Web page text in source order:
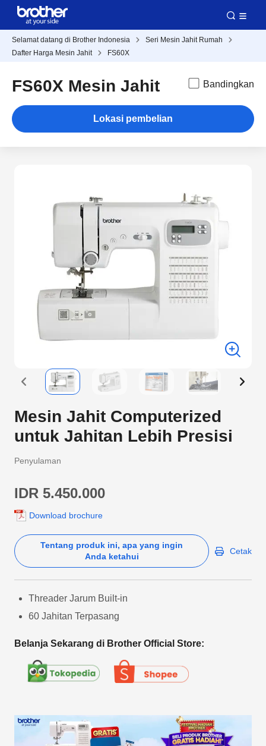
Selamat datang di Brother Indonesia
Seri Mesin Jahit Rumah
Dafter Harga Mesin Jahit
FS60X
FS60X Mesin Jahit Bandingkan
Lokasi pembelian
Mesin Jahit Computerized
untuk Jahitan Lebih Presisi
Penyulaman
IDR 5.450.000
Download brochure
Tentang produk ini, apa yang ingin
Anda ketahui
Cetak
Threader Jarum Built-in
60 Jahitan Terpasang
Belanja Sekarang di Brother Official Store: